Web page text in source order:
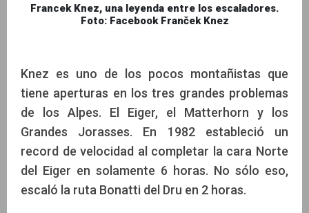
Francek Knez, una leyenda entre los escaladores.
Foto: Facebook Franček Knez
Knez es uno de los pocos montañistas que
tiene aperturas en los tres grandes problemas
de los Alpes. El Eiger, el Matterhorn y los
Grandes Jorasses. En 1982 estableció un
record de velocidad al completar la cara Norte
del Eiger en solamente 6 horas. No sólo eso,
escaló la ruta Bonatti del Dru en 2 horas.